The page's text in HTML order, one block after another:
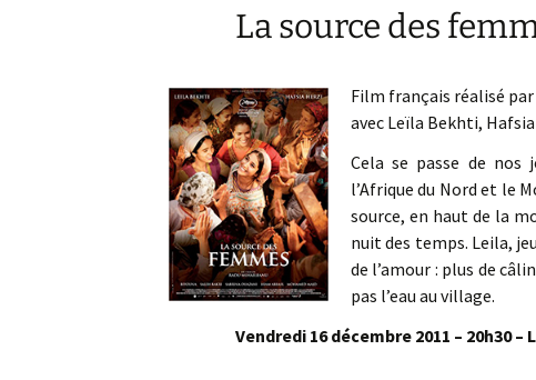
La source des
Film français réalisé
avec Leïla Bekhti,
Cela se passe de
l’Afrique du Nord et le
source, en haut de la
nuit des temps. Leila,
de l’amour : plus de
pas l’eau au village.
Vendredi 16 décembre 2011 – 20h30 –